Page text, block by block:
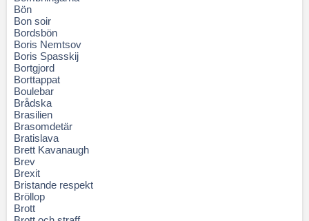
Bön
Bon soir
Bordsbön
Boris Nemtsov
Boris Spasskij
Bortgjord
Borttappat
Boulebar
Brådska
Brasilien
Brasomdetär
Bratislava
Brett Kavanaugh
Brev
Brexit
Bristande respekt
Bröllop
Brott